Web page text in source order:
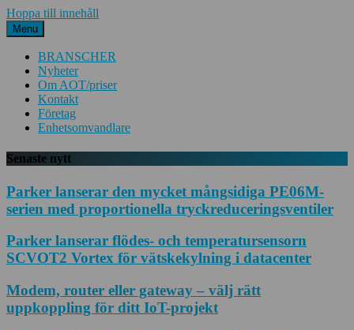
Hoppa till innehåll
Menu
BRANSCHER
Nyheter
Om AOT/priser
Kontakt
Företag
Enhetsomvandlare
Senaste nytt
Parker lanserar den mycket mångsidiga PE06M-
serien med proportionella tryckreduceringsventiler
Parker lanserar flödes- och temperatursensorn
SCVOT2 Vortex för vätskekylning i datacenter
Modem, router eller gateway – välj rätt
uppkoppling för ditt IoT-projekt